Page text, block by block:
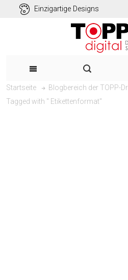
Einzigartige Designs
Startseite
Blogbereich der TOPP-
Tagged with " Etikettenformat"